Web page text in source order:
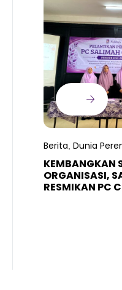
Berita, Dunia
KEMBANGKAN
ORGANISASI,
RESMIKAN PC